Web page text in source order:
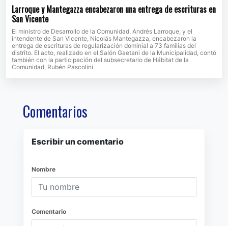
Larroque y Mantegazza encabezaron una entrega de escrituras en
San Vicente
El ministro de Desarrollo de la Comunidad, Andrés Larroque, y el
intendente de San Vicente, Nicolás Mantegazza, encabezaron la
entrega de escrituras de regularización dominial a 73 familias del
distrito. El acto, realizado en el Salón Gaetani de la Municipalidad, contó
también con la participación del subsecretario de Hábitat de la
Comunidad, Rubén Pascolini
Comentarios
Escribir un comentario
Nombre
Comentario